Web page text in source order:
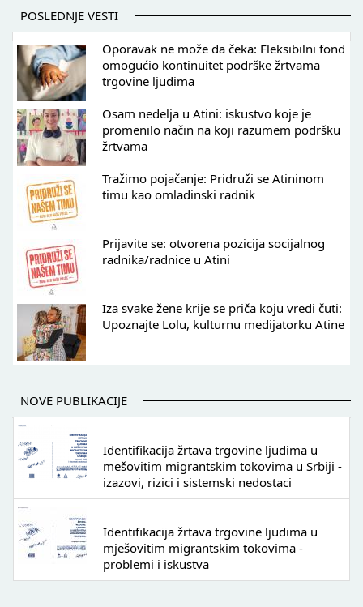
POSLEDNJE VESTI
Oporavak ne može da čeka: Fleksibilni fond
omogućio kontinuitet podrške žrtvama
trgovine ljudima
Osam nedelja u Atini: iskustvo koje je
promenilo način na koji razumem podršku
žrtvama
Tražimo pojačanje: Pridruži se Atininom
timu kao omladinski radnik
Prijavite se: otvorena pozicija socijalnog
radnika/radnice u Atini
Iza svake žene krije se priča koju vredi čuti:
Upoznajte Lolu, kulturnu medijatorku Atine
NOVE PUBLIKACIJE
Identifikacija žrtava trgovine ljudima u
mešovitim migrantskim tokovima u Srbiji -
izazovi, rizici i sistemski nedostaci
Identifikacija žrtava trgovine ljudima u
mješovitim migrantskim tokovima -
problemi i iskustva